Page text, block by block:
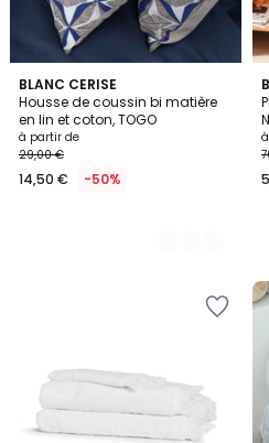
BLANC CERISE
Housse de coussin bi matière
en lin et coton, TOGO
à partir de
29,00 €
14,50 € -50%
3
Couleurs
4